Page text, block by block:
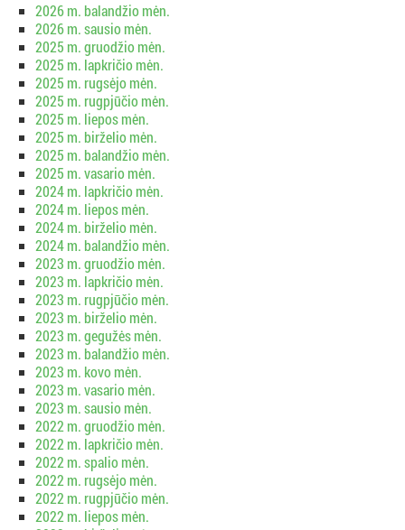
2026 m. balandžio mėn.
2026 m. sausio mėn.
2025 m. gruodžio mėn.
2025 m. lapkričio mėn.
2025 m. rugsėjo mėn.
2025 m. rugpjūčio mėn.
2025 m. liepos mėn.
2025 m. birželio mėn.
2025 m. balandžio mėn.
2025 m. vasario mėn.
2024 m. lapkričio mėn.
2024 m. liepos mėn.
2024 m. birželio mėn.
2024 m. balandžio mėn.
2023 m. gruodžio mėn.
2023 m. lapkričio mėn.
2023 m. rugpjūčio mėn.
2023 m. birželio mėn.
2023 m. gegužės mėn.
2023 m. balandžio mėn.
2023 m. kovo mėn.
2023 m. vasario mėn.
2023 m. sausio mėn.
2022 m. gruodžio mėn.
2022 m. lapkričio mėn.
2022 m. spalio mėn.
2022 m. rugsėjo mėn.
2022 m. rugpjūčio mėn.
2022 m. liepos mėn.